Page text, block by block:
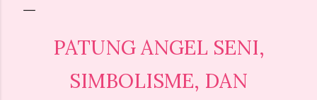
PATUNG ANGEL SENI,
SIMBOLISME, DAN